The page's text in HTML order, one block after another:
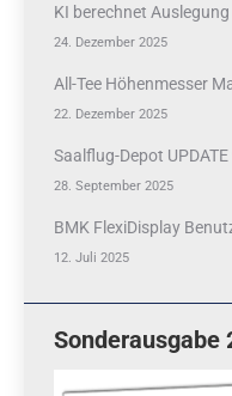
KI berechnet
24. Dezember 2025
All-Tee Höhenmesser
22. Dezember 2025
Saalflug-Depot
28. September 2025
BMK FlexiDisplay
12. Juli 2025
Sonderausgabe